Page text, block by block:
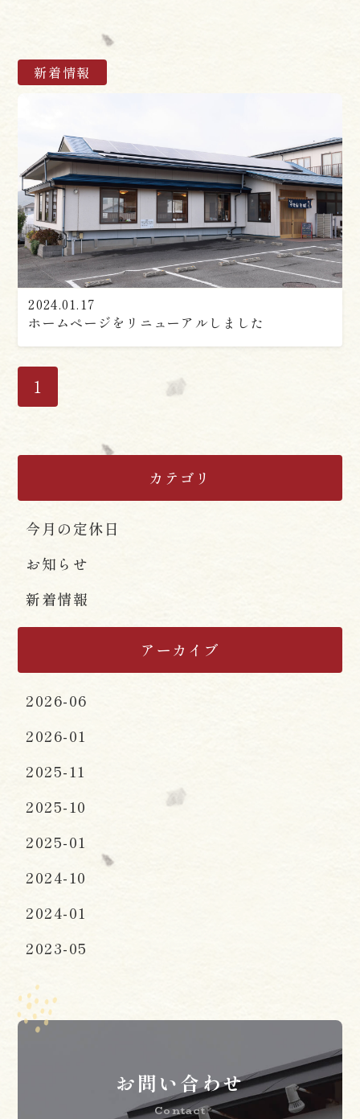
新着情報
2024.01.17
ホームページをリニューアルしました
1
カテゴリ
今月の定休日
お知らせ
新着情報
アーカイブ
2026-06
2026-01
2025-11
2025-10
2025-01
2024-10
2024-01
2023-05
お問い合わせ
Contact